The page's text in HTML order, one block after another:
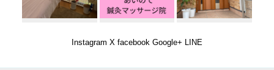
Instagram X facebook Google+ LINE